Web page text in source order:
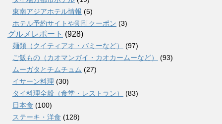
東南アジアホテル情報 (5)
ホテル予約サイトや割引クーポン (3)
グルメレポート (928)
麺類（クイティアオ・バミーなど）
(97)
ご飯もの（カオマンガイ・カオカームーなど）
(93)
ムーガタとチムチュム (27)
イサーン料理 (30)
タイ料理全般（食堂・レストラン）
(83)
日本食 (100)
ステーキ・洋食 (128)